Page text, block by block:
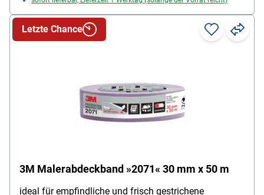
3M Malerabdeckband »2071« 30 mm x 50 m
ideal für empfindliche und frisch gestrichene
Letzte Chance